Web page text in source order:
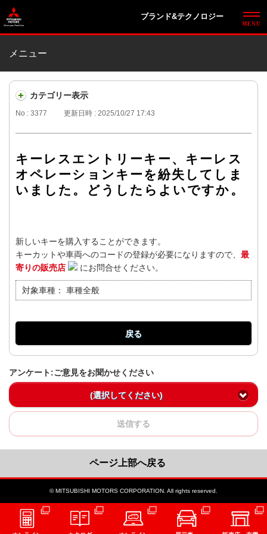
ブランド&テクノロジー
メニュー
カテゴリー表示
No : 3377 更新日時 : 2025/10/27 17:43
キーレスエントリーキー、キーレス
オペレーションキーを紛失してしま
いました。どうしたらよいですか。
新しいキーを購入することができます。
キーカットや車両へのコードの登録が必要になりますので、 最
寄りの販売店
にお問合せください。
対象車種： 車種全般
戻る
アンケート:ご意見をお聞かせください
(選択してください)
送信する
ページ上部へ戻る
© MITSUBISHI MOTORS CORPORATION. All rights reserved.